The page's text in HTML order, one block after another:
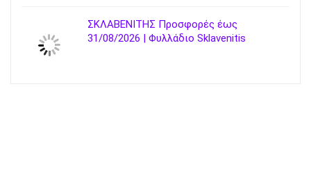
ΣΚΛΑΒΕΝΙΤΗΣ Προσφορές έως
31/08/2026 | Φυλλάδιο Sklavenitis